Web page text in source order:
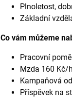
Plnoletost,
Základní
Co vám můžeme
Pracovní
Mzda 160 Kč/
Kampaňová
Příspěvek na